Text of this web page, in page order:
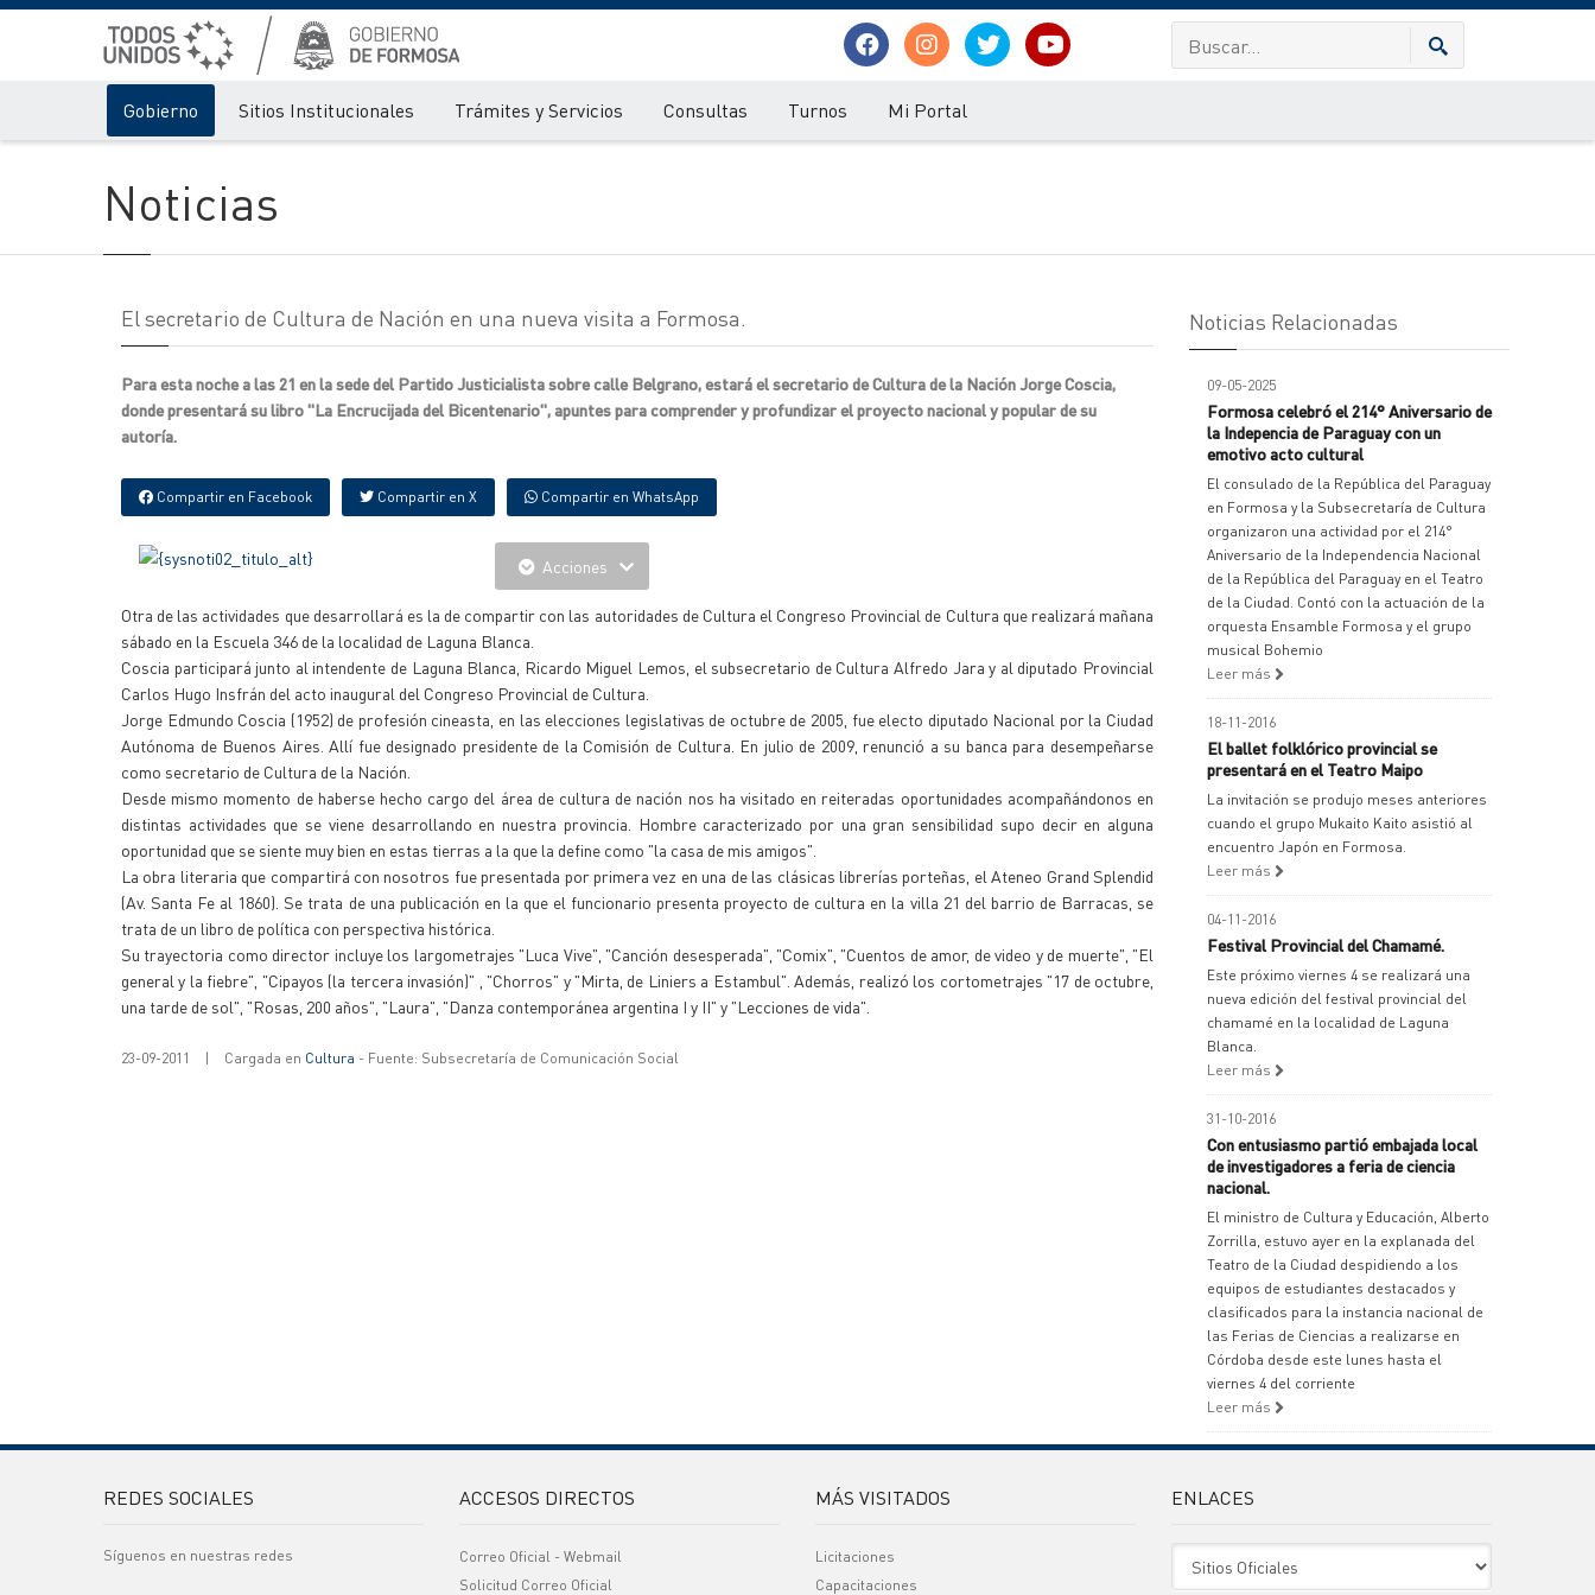
Gobierno Sitios Institucionales Trámites y Servicios Consultas Turnos Mi Portal
Noticias
El secretario de Cultura de Nación en una nueva visita a Formosa.
Para esta noche a las 21 en la sede del Partido Justicialista sobre calle Belgrano, estará el secretario de Cultura de la Nación Jorge Coscia,
donde presentará su libro "La Encrucijada del Bicentenario", apuntes para comprender y profundizar el proyecto nacional y popular de su
autoría.
Compartir en Facebook Compartir en X Compartir en WhatsApp
Acciones
Otra de las actividades que desarrollará es la de compartir con las autoridades de Cultura el Congreso Provincial de Cultura que realizará mañana
sábado en la Escuela 346 de la localidad de Laguna Blanca.
Coscia participará junto al intendente de Laguna Blanca, Ricardo Miguel Lemos, el subsecretario de Cultura Alfredo Jara y al diputado Provincial
Carlos Hugo Insfrán del acto inaugural del Congreso Provincial de Cultura.
Jorge Edmundo Coscia (1952) de profesión cineasta, en las elecciones legislativas de octubre de 2005, fue electo diputado Nacional por la Ciudad
Autónoma de Buenos Aires. Allí fue designado presidente de la Comisión de Cultura. En julio de 2009, renunció a su banca para desempeñarse
como secretario de Cultura de la Nación.
Desde mismo momento de haberse hecho cargo del área de cultura de nación nos ha visitado en reiteradas oportunidades acompañándonos en
distintas actividades que se viene desarrollando en nuestra provincia. Hombre caracterizado por una gran sensibilidad supo decir en alguna
oportunidad que se siente muy bien en estas tierras a la que la define como "la casa de mis amigos".
La obra literaria que compartirá con nosotros fue presentada por primera vez en una de las clásicas librerías porteñas, el Ateneo Grand Splendid
(Av. Santa Fe al 1860). Se trata de una publicación en la que el funcionario presenta proyecto de cultura en la villa 21 del barrio de Barracas, se
trata de un libro de política con perspectiva histórica.
Su trayectoria como director incluye los largometrajes "Luca Vive", "Canción desesperada", "Comix", "Cuentos de amor, de video y de muerte", "El
general y la fiebre", "Cipayos (la tercera invasión)" , "Chorros" y "Mirta, de Liniers a Estambul". Además, realizó los cortometrajes "17 de octubre,
una tarde de sol", "Rosas, 200 años", "Laura", "Danza contemporánea argentina I y II" y "Lecciones de vida".
23-09-2011 | Cargada en Cultura - Fuente: Subsecretaría de Comunicación Social
Noticias Relacionadas
09-05-2025
Formosa celebró el 214° Aniversario de
la Indepencia de Paraguay con un
emotivo acto cultural
El consulado de la República del Paraguay
en Formosa y la Subsecretaría de Cultura
organizaron una actividad por el 214°
Aniversario de la Independencia Nacional
de la República del Paraguay en el Teatro
de la Ciudad. Contó con la actuación de la
orquesta Ensamble Formosa y el grupo
musical Bohemio
Leer más
18-11-2016
El ballet folklórico provincial se
presentará en el Teatro Maipo
La invitación se produjo meses anteriores
cuando el grupo Mukaito Kaito asistió al
encuentro Japón en Formosa.
Leer más
04-11-2016
Festival Provincial del Chamamé.
Este próximo viernes 4 se realizará una
nueva edición del festival provincial del
chamamé en la localidad de Laguna
Blanca.
Leer más
31-10-2016
Con entusiasmo partió embajada local
de investigadores a feria de ciencia
nacional.
El ministro de Cultura y Educación, Alberto
Zorrilla, estuvo ayer en la explanada del
Teatro de la Ciudad despidiendo a los
equipos de estudiantes destacados y
clasificados para la instancia nacional de
las Ferias de Ciencias a realizarse en
Córdoba desde este lunes hasta el
viernes 4 del corriente
Leer más
REDES SOCIALES
Síguenos en nuestras redes
ACCESOS DIRECTOS
Correo Oficial - Webmail
Solicitud Correo Oficial
MÁS VISITADOS
Licitaciones
Capacitaciones
ENLACES